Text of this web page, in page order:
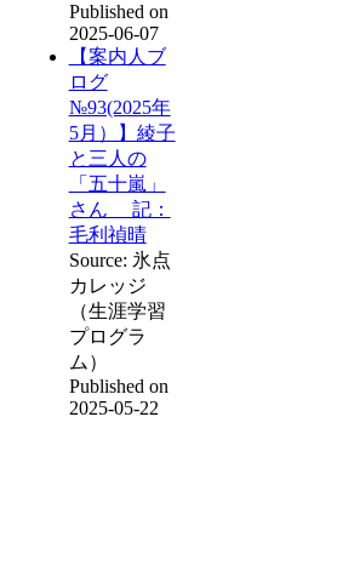
Published on
2025-06-07
【案内人ブ
ログ
№93(2025年
5月）】綾子
と三人の
「五十嵐」
さん 記：
毛利禎晴
Source: 氷点
カレッジ
（生涯学習
プログラ
ム）
Published on
2025-05-22